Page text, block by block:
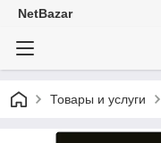
NetBazar
Товары и услуги